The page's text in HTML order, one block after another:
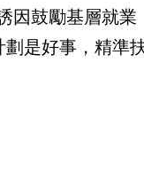
因鼓勵基層就業
是好事，精準